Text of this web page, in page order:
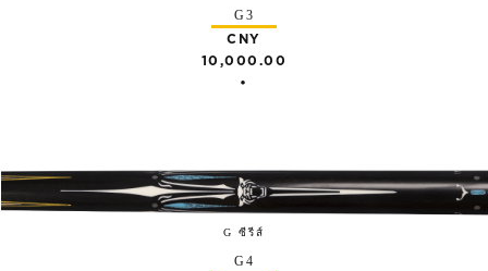
G3
CNY
10,000.00
•
G ซีรีส์
G4